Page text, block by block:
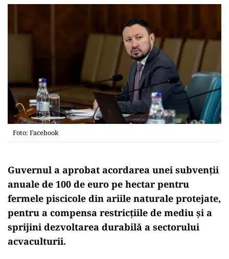
Foto: Facebook
Guvernul a aprobat acordarea unei subvenții
anuale de 100 de euro pe hectar pentru
fermele piscicole din ariile naturale protejate,
pentru a compensa restricțiile de mediu și a
sprijini dezvoltarea durabilă a sectorului
acvaculturii.